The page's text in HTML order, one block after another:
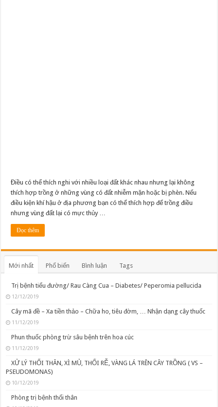
Điều có thể thích nghi với nhiều loại đất khác nhau nhưng lại không
thích hợp trồng ở những vùng có đất nhiễm mặn hoặc bị phèn. Nếu
điều kiện khí hậu ở địa phương bạn có thể thích hợp để trồng điều
nhưng vùng đất lại có mực thủy …
Đọc thêm
Mới nhất Phổ biến Bình luận Tags
Trị bệnh tiểu đường/ Rau Càng Cua – Diabetes/ Peperomia pellucida
12/12/2019
Cây mã đề – Xa tiền thảo – Chữa ho, tiêu đờm, … Nhận dạng cây thuốc
11/12/2019
Phun thuốc phòng trừ sâu bệnh trên hoa cúc
11/12/2019
XỬ LÝ THỐI THÂN, XÌ MỦ, THỐI RỄ, VÀNG LÁ TRÊN CÂY TRỒNG ( VS –
PSEUDOMONAS)
10/12/2019
Phòng trị bệnh thối thân